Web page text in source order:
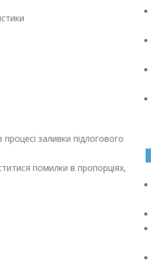
заливки підлогового
помилки в пропорціях,